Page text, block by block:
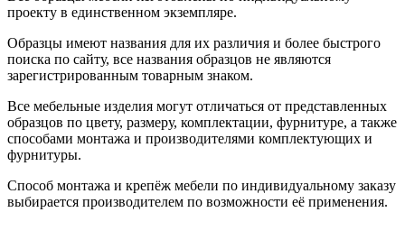
проекту в единственном экземпляре.
Образцы имеют названия для их различия и более быстрого
поиска по сайту, все названия образцов не являются
зарегистрированным товарным знаком.
Все мебельные изделия могут отличаться от представленных
образцов по цвету, размеру, комплектации, фурнитуре, а также
способами монтажа и производителями комплектующих и
фурнитуры.
Способ монтажа и крепёж мебели по индивидуальному заказу
выбирается производителем по возможности её применения.